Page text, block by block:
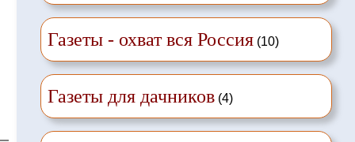
Газеты - охват вся Россия(10)
Газеты для дачников(4)